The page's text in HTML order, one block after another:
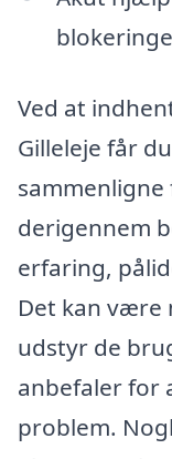
Ved at
Gilleleje får
derigennem
erfaring,
Det kan være
udstyr de
anbefaler for
problem.